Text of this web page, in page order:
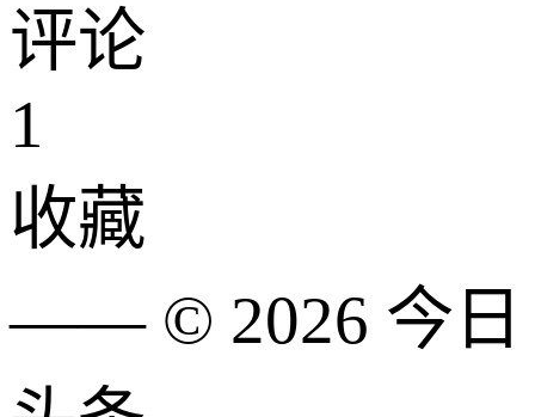
评论
1
收藏
—— © 2026 今日